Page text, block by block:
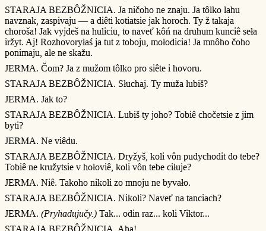
STARAJA BEZBÔŽNICIA. Ja ničoho ne znaju. Ja tôlko lahu
navznak, zaspivaju — a diêti kotiatsie jak horoch. Ty ž takaja
choroša! Jak vyjdeš na huliciu, to naveť kôń na druhum kunciê seła
iržyt. Aj! Rozhovoryłaś ja tut z toboju, mołodicia! Ja mnôho čoho
ponimaju, ale ne skažu.
JERMA. Čom? Ja z mužom tôlko pro siête i hovoru.
STARAJA BEZBÔŽNICIA. Słuchaj. Ty muža lubiš?
JERMA. Jak to?
STARAJA BEZBÔŽNICIA. Lubiš ty joho? Tobiê chočetsie z jim
byti?
JERMA. Ne viêdu.
STARAJA BEZBÔŽNICIA. Dryžyš, koli vôn pudychodit do tebe?
Tobiê ne kružytsie v hołoviê, koli vôn tebe ciłuje?
JERMA. Niê. Takoho nikoli zo mnoju ne byvało.
STARAJA BEZBÔŽNICIA. Nikoli? Naveť na tanciach?
JERMA. (Pryhadujučy.) Tak... odin raz... koli Viktor...
STARAJA BEZBÔŽNICIA. Aha!